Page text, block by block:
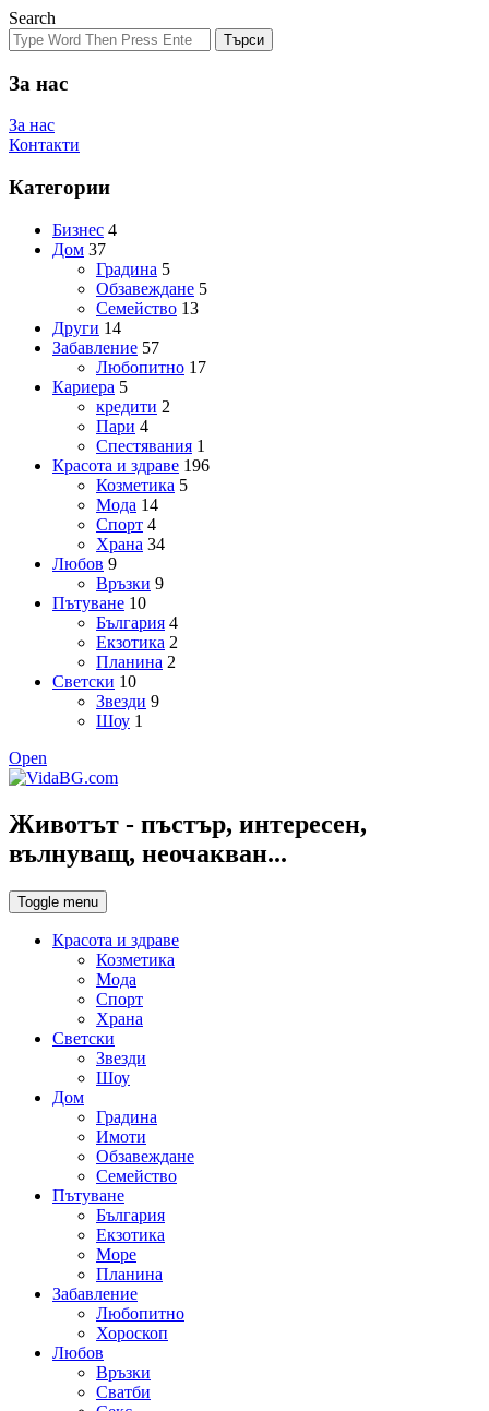
Search
Търси
За нас
За нас
Контакти
Категории
Бизнес 4
Дом 37
Градина 5
Обзавеждане 5
Семейство 13
Други 14
Забавление 57
Любопитно 17
Кариера 5
кредити 2
Пари 4
Спестявания 1
Красота и здраве 196
Козметика 5
Мода 14
Спорт 4
Храна 34
Любов 9
Връзки 9
Пътуване 10
България 4
Екзотика 2
Планина 2
Светски 10
Звезди 9
Шоу 1
Open
Животът - пъстър, интересен,
вълнуващ, неочакван...
Toggle menu
Красота и здраве
Козметика
Мода
Спорт
Храна
Светски
Звезди
Шоу
Дом
Градина
Имоти
Обзавеждане
Семейство
Пътуване
България
Екзотика
Море
Планина
Забавление
Любопитно
Хороскоп
Любов
Връзки
Сватби